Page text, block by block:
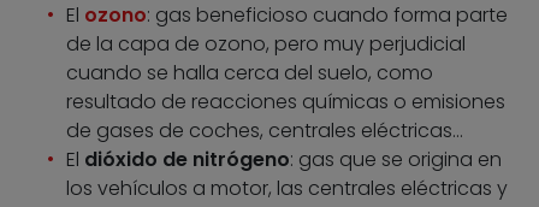
El ozono: gas beneficioso cuando forma parte
de la capa de ozono, pero muy perjudicial
cuando se halla cerca del suelo, como
resultado de reacciones químicas o emisiones
de gases de coches, centrales eléctricas…
El dióxido de nitrógeno: gas que se origina en
los vehículos a motor, las centrales eléctricas y